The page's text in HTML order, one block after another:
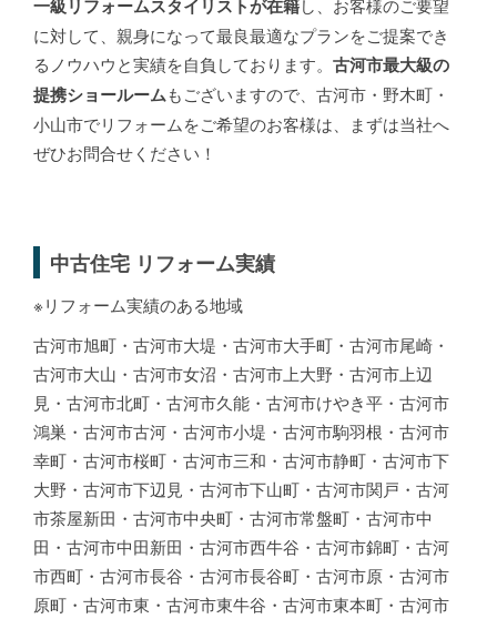
一級リフォームスタイリストが在籍
に対して、親身になって最良最適なプランをご提案でき
るノウハウと実績を自負しております。 古河市最大級の
提携ショールームもございますので、古河市・野木町・
小山市でリフォームをご希望のお客様は、まずは当社へ
ぜひお問合せください！
中古住宅 リフォーム実績
※リフォーム実績のある地域
古河市旭町・古河市大堤・古河市大手町・古河市尾崎・
古河市大山・古河市女沼・古河市上大野・古河市上辺
見・古河市北町・古河市久能・古河市けやき平・古河市
鴻巣・古河市古河・古河市小堤・古河市駒羽根・古河市
幸町・古河市桜町・古河市三和・古河市静町・古河市下
大野・古河市下辺見・古河市下山町・古河市関戸・古河
市茶屋新田・古河市中央町・古河市常盤町・古河市中
田・古河市中田新田・古河市西牛谷・古河市錦町・古河
市西町・古河市長谷・古河市長谷町・古河市原・古河市
原町・古河市東・古河市東牛谷・古河市東本町・古河市